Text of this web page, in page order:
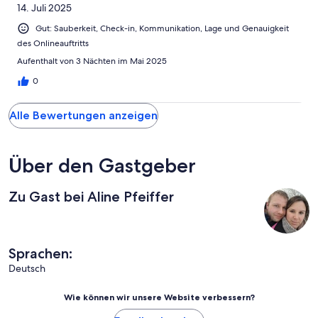
14. Juli 2025
Gut: Sauberkeit, Check-in, Kommunikation, Lage und Genauigkeit
des Onlineauftritts
Aufenthalt von 3 Nächten im Mai 2025
0
Alle Bewertungen anzeigen
Über den Gastgeber
Zu Gast bei Aline Pfeiffer
Sprachen:
Deutsch
Wie können wir unsere Website verbessern?